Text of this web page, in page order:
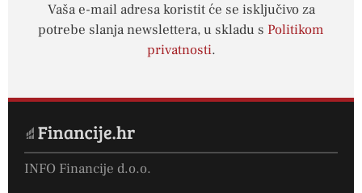
Vaša e-mail adresa koristit će se isključivo za
potrebe slanja newslettera, u skladu s Politikom
privatnosti.
INFO Financije d.o.o.